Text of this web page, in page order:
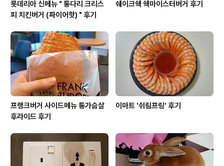
롯데리아 신메뉴 " 통다리 크리스
피 치킨버거 (파이어핫) " 후기
쉐이크쉑 쉑마이스터버거 후기
프랭크버거 사이드메뉴 통가슴살
후라이드 후기
이마트 '쉬림프링' 후기